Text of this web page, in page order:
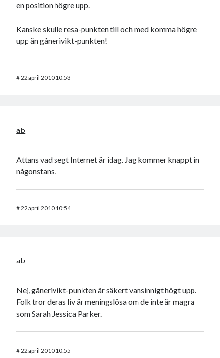
en position högre upp.
Kanske skulle resa-punkten till och med komma högre
upp än gånerivikt-punkten!
#22 april 2010 10:53
ab
Attans vad segt Internet är idag. Jag kommer knappt in
någonstans.
#22 april 2010 10:54
ab
Nej, gånerivikt-punkten är säkert vansinnigt högt upp.
Folk tror deras liv är meningslösa om de inte är magra
som Sarah Jessica Parker.
#22 april 2010 10:55